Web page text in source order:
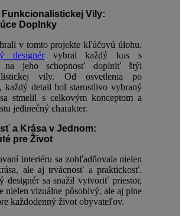
Funkcionalistickej Vily:
Doplnky
v tomto projekte kľúčovú úlohu.
designérvybral každý kus s
na jeho schopnosť doplniť štýl
vily. Od osvetlenia po
každý detail bol starostlivo vybraný
stmelil s celkovým konceptom a
jedinečný charakter.
a Krása v Jednom:
pre Život
interiéru sa zohľadňovala nielen
ale aj trvácnosť a praktickosť.
designér sa snažil vytvoriť priestor,
nielen vizuálne pôsobivý, ale aj plne
každodenný život obyvateľov.